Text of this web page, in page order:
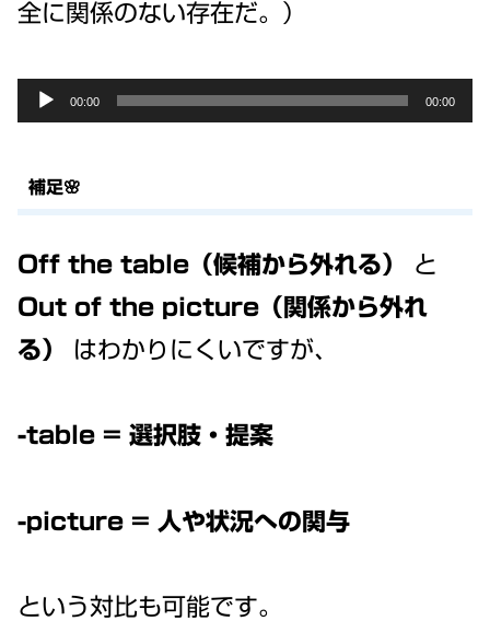
全に関係のない存在だ。）
Audio
00:00 00:00
補足🌸
Off the table（候補から外れる）
と
Out of the picture（関係から外れ
る）
はわかりにくいですが、
-table = 選択肢・提案
-picture = 人や状況への関与
という対比も可能です。